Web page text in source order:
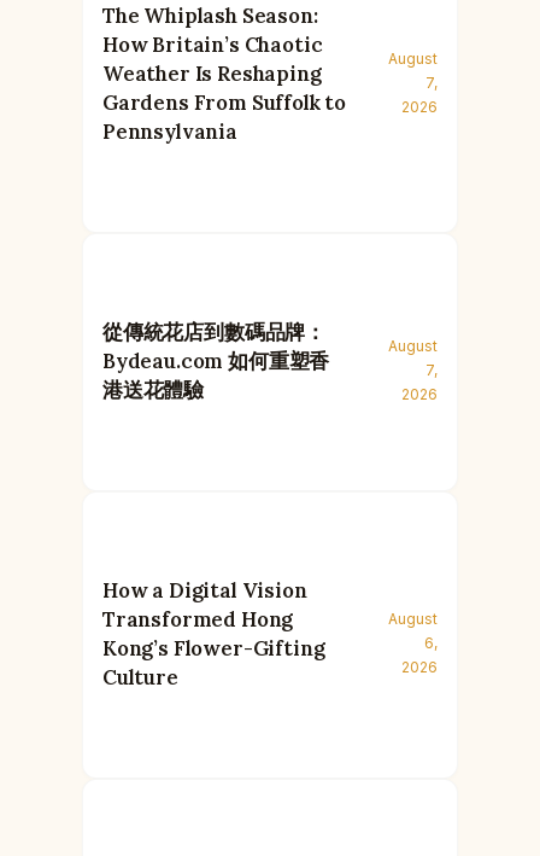
The Whiplash Season:
How Britain’s Chaotic
Weather Is Reshaping
Gardens From Suffolk to
Pennsylvania
August
7,
2026
從傳統花店到數碼品牌：
Bydeau.com 如何重塑香
港送花體驗
August
7,
2026
How a Digital Vision
Transformed Hong
Kong’s Flower-Gifting
Culture
August
6,
2026